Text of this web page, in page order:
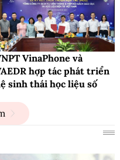
VinaPhone và
hợp tác phát triển
sinh thái học liệu số